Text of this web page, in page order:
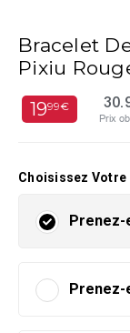
Bracelet
Pixiu
1999€
Prix
Choisissez Votre
Prenez-
Prenez-